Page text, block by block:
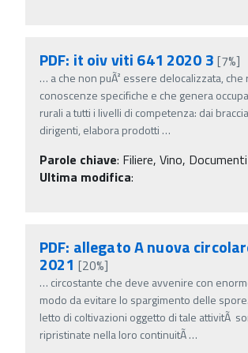
PDF: it oiv viti 641 2020 3 [7%]
… a che non puÃ² essere delocalizzata, che
conoscenze specifiche e che genera
rurali a tutti i livelli di competenza: dai
dirigenti, elabora prodotti …
Parole chiave: Filiere, Vino, Documenti
Ultima modifica:
PDF: allegato A nuova
2021 [20%]
… circostante che deve avvenire con
modo da evitare lo spargimento delle
letto di coltivazioni oggetto di tale attivitÃ
ripristinate nella loro continuitÃ…